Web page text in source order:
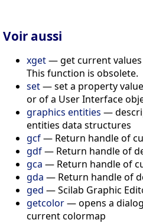
Voir aussi
xget— get current
This function is obsolete.
set— set a property
or of a User Interface
graphics entities —
entities data structures
gcf— Return handle of
gdf— Return handle of
gca — Return handle of
gda — Return handle of
ged — Scilab Graphic
getcolor— opens a
current colormap